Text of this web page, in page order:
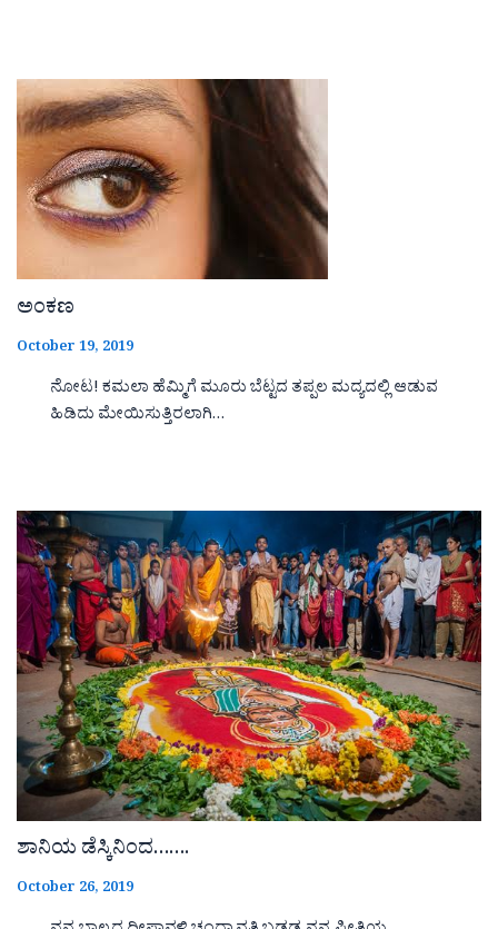
ಅಂಕಣ
October 19, 2019
ನೋಟ! ಕಮಲಾ ಹೆಮ್ಮಿಗೆ ಮೂರು ಬೆಟ್ಟದ ತಪ್ಪಲ ಮದ್ಯದಲ್ಲಿ ಆಡುವ
ಹಿಡಿದು ಮೇಯಿಸುತ್ತಿರಲಾಗಿ…
ಶಾನಿಯ ಡೆಸ್ಕಿನಿಂದ…….
October 26, 2019